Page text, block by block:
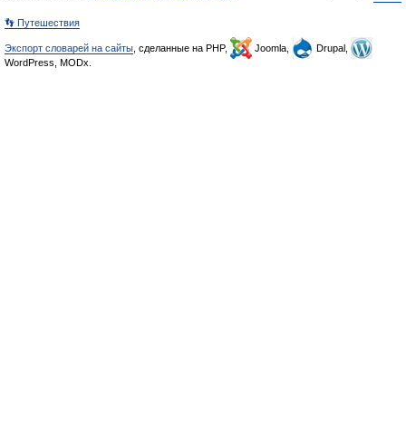
👣 Путешествия
Экспорт словарей на сайты , сделанные на PHP, Joomla,
Drupal,
WordPress, MODx.